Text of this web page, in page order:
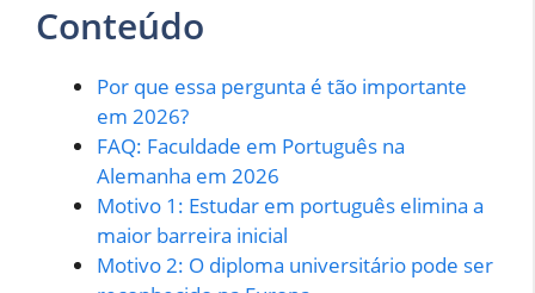
Conteúdo
Por que essa pergunta é tão importante
em 2026?
FAQ: Faculdade em Português na
Alemanha em 2026
Motivo 1: Estudar em português elimina a
maior barreira inicial
Motivo 2: O diploma universitário pode ser